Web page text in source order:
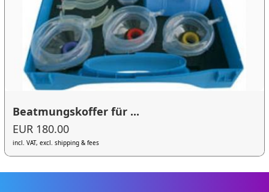
Beatmungskoffer für ...
EUR 180.00
incl. VAT, excl. shipping & fees